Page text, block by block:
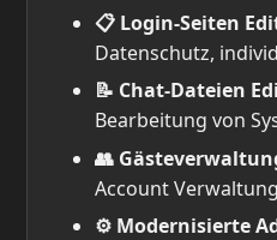
📋 Login-Seiten
Datenschutz,
📝 Chat-Dateien
Bearbeitung von
👥
Account Verwaltung
⚙️ Modernisierte